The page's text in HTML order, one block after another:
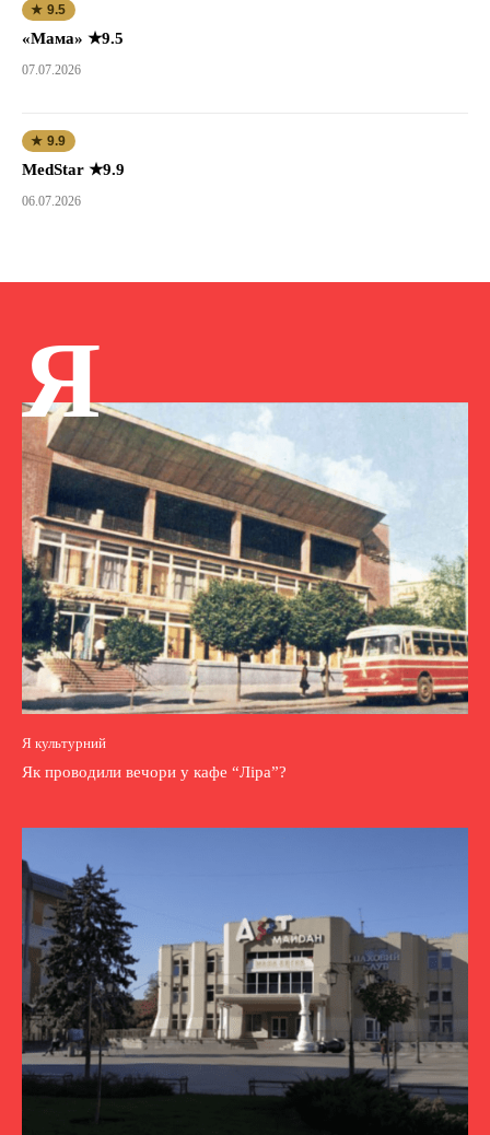
★ 9.5
«Мама» ★9.5
07.07.2026
★ 9.9
MedStar ★9.9
06.07.2026
Я
Я культурний
Як проводили вечори у кафе “Ліра”?